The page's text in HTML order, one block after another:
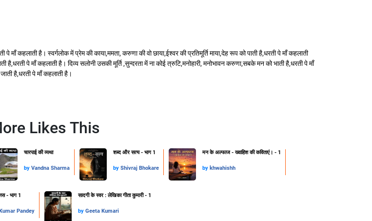
है। स्वर्गलोक में प्रेम की काया,ममता, करुणा की वो छाया,ईश्वर की प्रतिमूर्ति माया,देह रूप को पाती है,धरती पे माँ कहलाती
पे माँ कहलाती है। दिव्य सलोनी उसकी मूर्ति ,सुन्दरता में ना कोई त्रुटि,मनोहारी, मनोभावन करुणा,सबके मन को भाती है,धरती पे माँ
है,धरती पे माँ कहलाती है।
Likes This
चारपाई की व्यथा
by Vandna Sharma
शब्द और सत्य - भाग 1
by Shivraj Bhokare
मन के अल्फाज - ख्वाहिश की कविताएं। - 1
by khwahishh
- भाग 1
Pandey
सादगी के स्वर : लेखिका गीता कुमारी - 1
by Geeta Kumari